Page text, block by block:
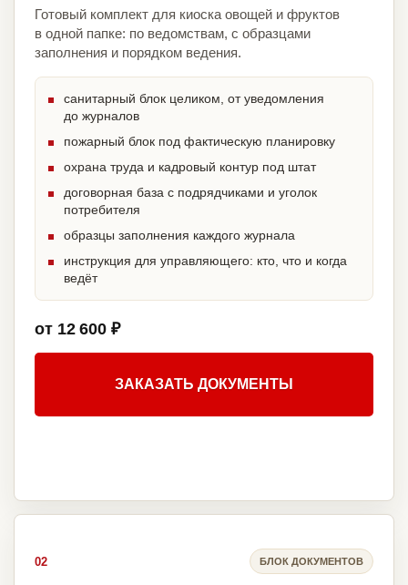
Готовый комплект для киоска овощей и фруктов
в одной папке: по ведомствам, с образцами
заполнения и порядком ведения.
санитарный блок целиком, от уведомления
до журналов
пожарный блок под фактическую планировку
охрана труда и кадровый контур под штат
договорная база с подрядчиками и уголок
потребителя
образцы заполнения каждого журнала
инструкция для управляющего: кто, что и когда
ведёт
от 12 600 ₽
ЗАКАЗАТЬ ДОКУМЕНТЫ
02 БЛОК ДОКУМЕНТОВ